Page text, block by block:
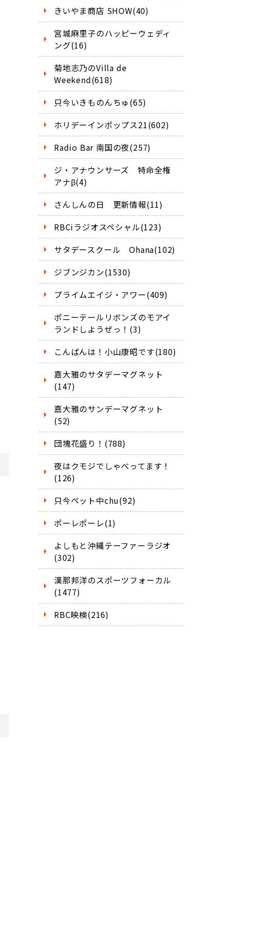
きいやま商店 SHOW(40)
宮城麻里子のハッピーウェディ
ング(16)
菊地志乃のVilla de
Weekend(618)
只今いきものんちゅ(65)
ホリデーインポップス21(602)
Radio Bar 南国の夜(257)
ジ・アナウンサーズ 特命全権
アナβ(4)
さんしんの日 更新情報(11)
RBCiラジオスペシャル(123)
サタデースクール Ohana(102)
ジブンジカン(1530)
プライムエイジ・アワー(409)
ポニーテールリボンズのモアイ
ランドしようぜっ！(3)
こんばんは！小山康昭です(180)
嘉大雅のサタデーマグネット
(147)
嘉大雅のサンデーマグネット
(52)
団塊花盛り！(788)
夜はクモジでしゃべってます！
(126)
只今ペット中chu(92)
ポーレポーレ(1)
よしもと沖縄テーファーラジオ
(302)
漢那邦洋のスポーツフォーカル
(1477)
RBC映検(216)